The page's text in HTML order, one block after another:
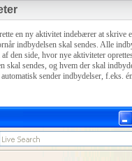
en ny aktivitet indebærer at skrive
indbydelsen skal sendes. Alle
den side, hvor nye aktiviteter
sendes, og hvem der skal
sender indbydelser, f.eks.